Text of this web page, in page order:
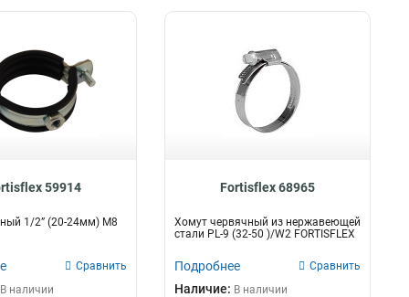
59914
1/2” (20-24мм) М8
Сравнить
В наличии
Fortisflex 68965
Хомут червячный из нержавеющей
стали PL-9 (32-50 )/W2 FORTISFLEX
Подробнее Сравнить
Наличие: В наличии